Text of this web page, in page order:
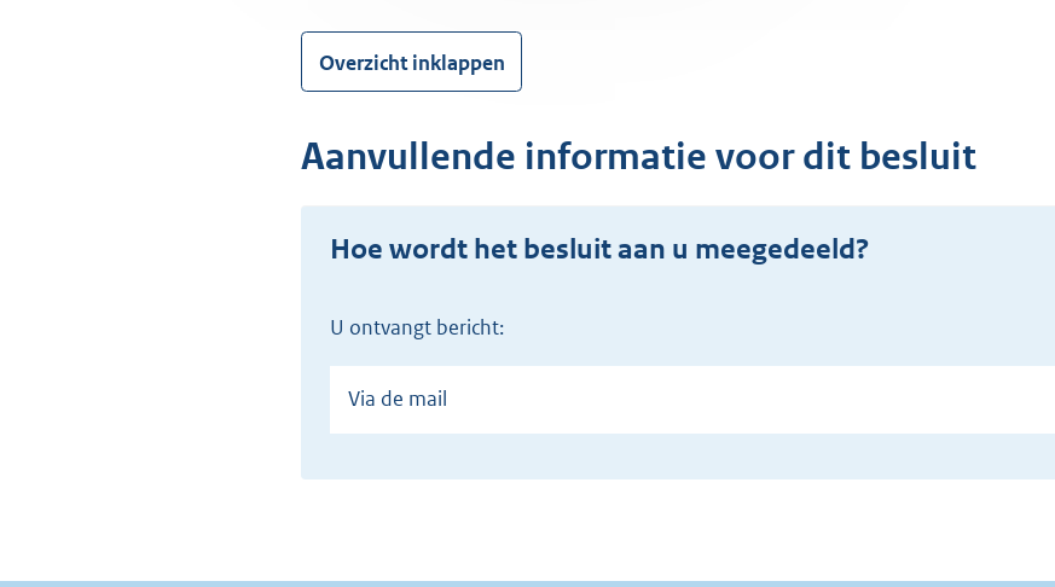
Overzicht inklappen
Aanvullende informatie voor dit besluit
Hoe wordt het besluit aan u meegedeeld?
U ontvangt bericht:
Via de mail